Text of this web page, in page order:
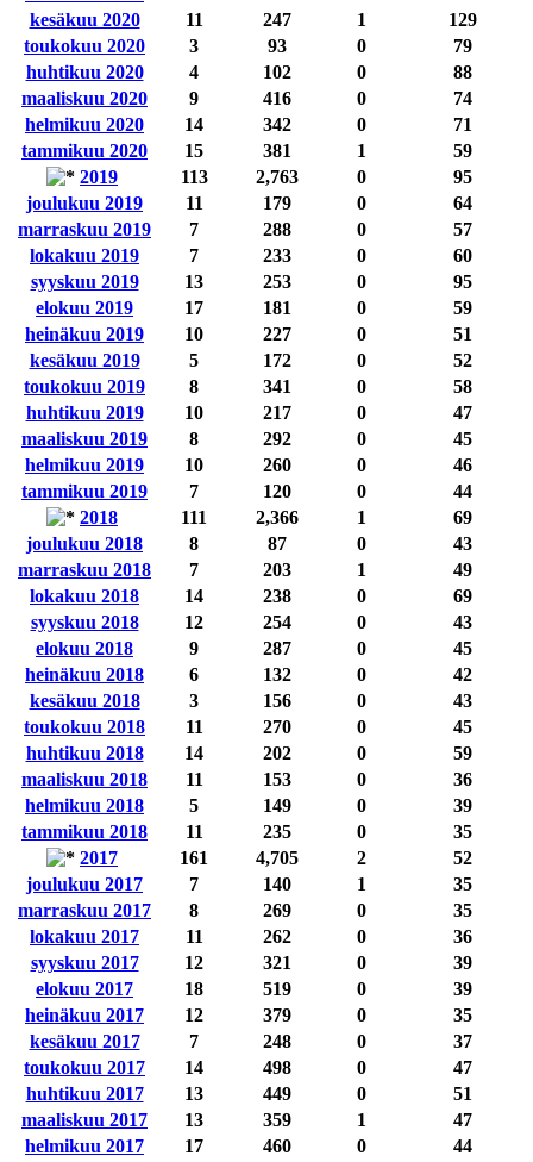
kesäkuu 2020
11 247 1
129
toukokuu 2020
3 93 0
79
huhtikuu 2020
4 102 0
88
maaliskuu 2020
9 416 0
74
helmikuu 2020
14 342 0
71
tammikuu 2020
15 381 1
59
2019
113 2,763 0
95
joulukuu 2019
11 179 0
64
marraskuu 2019
7 288 0
57
lokakuu 2019
7 233 0
60
syyskuu 2019
13 253 0
95
elokuu 2019
17 181 0
59
heinäkuu 2019
10 227 0
51
kesäkuu 2019
5 172 0
52
toukokuu 2019
8 341 0
58
huhtikuu 2019
10 217 0
47
maaliskuu 2019
8 292 0
45
helmikuu 2019
10 260 0
46
tammikuu 2019
7 120 0
44
2018
111 2,366 1
69
joulukuu 2018
8 87 0
43
marraskuu 2018
7 203 1
49
lokakuu 2018
14 238 0
69
syyskuu 2018
12 254 0
43
elokuu 2018
9 287 0
45
heinäkuu 2018
6 132 0
42
kesäkuu 2018
3 156 0
43
toukokuu 2018
11 270 0
45
huhtikuu 2018
14 202 0
59
maaliskuu 2018
11 153 0
36
helmikuu 2018
5 149 0
39
tammikuu 2018
11 235 0
35
2017
161 4,705 2
52
joulukuu 2017
7 140 1
35
marraskuu 2017
8 269 0
35
lokakuu 2017
11 262 0
36
syyskuu 2017
12 321 0
39
elokuu 2017
18 519 0
39
heinäkuu 2017
12 379 0
35
kesäkuu 2017
7 248 0
37
toukokuu 2017
14 498 0
47
huhtikuu 2017
13 449 0
51
maaliskuu 2017
13 359 1
47
helmikuu 2017
17 460 0
44